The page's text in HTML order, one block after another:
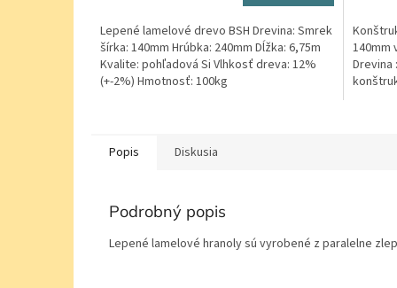
Lepené lamelové drevo BSH Drevina: Smrek
šírka: 140mm Hrúbka: 240mm Dĺžka: 6,75m
Kvalite: pohľadová Si Vlhkosť dreva: 12%
(+-2%) Hmotnosť: 100kg
140mm
Drevina
Popis Diskusia
Podrobný popis
Lepené lamelové hranoly sú vyrobené z paralelne